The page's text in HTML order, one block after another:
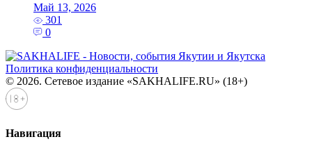
Май 13, 2026
301
0
Политика конфиденциальности
© 2026. Сетевое издание «SAKHALIFE.RU» (18+)
Навигация